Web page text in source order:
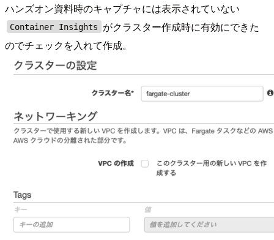
ハンズオン資料時のキャプチャには表示されていない
Container Insights
がクラスター作成時に有効にできた
のでチェックを入れて作成。